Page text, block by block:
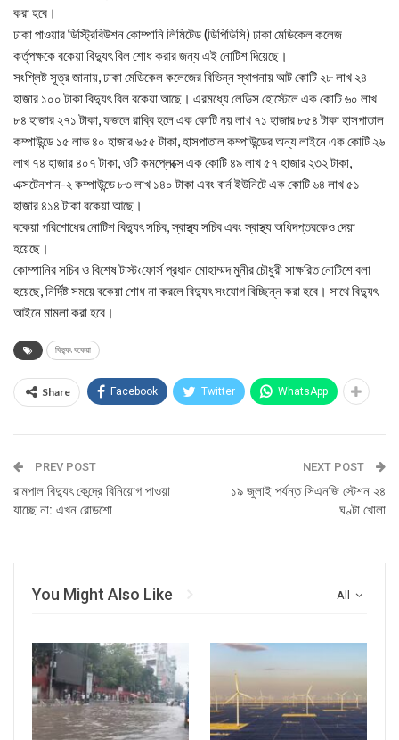
করা হবে।
ঢাকা পাওয়ার ডিস্ট্রিবিউশন কোম্পানি লিমিটেড (ডিপিডিসি) ঢাকা মেডিকেল কলেজ
কর্তৃপক্ষকে বকেয়া বিদ্যুৎ বিল শোধ করার জন্য এই নোটিশ দিয়েছে।
সংশ্লিষ্ট সূত্র জানায়, ঢাকা মেডিকেল কলেজের বিভিন্ন স্থাপনায় আট কোটি ২৮ লাখ ২৪
হাজার ১০০ টাকা বিদ্যুৎ বিল বকেয়া আছে। এরমধ্যে লেডিস হোস্টেলে এক কোটি ৬০ লাখ
৮৪ হাজার ২৭১ টাকা, ফজলে রাব্বি হলে এক কোটি নয় লাখ ৭১ হাজার ৮৫৪ টাকা হাসপাতাল
কম্পাউন্ডে ১৫ লাভ ৪০ হাজার ৬৫৫ টাকা, হাসপাতাল কম্পাউন্ডের অন্য লাইনে এক কোটি ২৬
লাখ ৭৪ হাজার ৪০৭ টাকা, ওটি কমপ্লেক্সে এক কোটি ৪৯ লাখ ৫৭ হাজার ২৩২ টাকা,
এক্সটেনশান-২ কম্পাউন্ডে ৮৩ লাখ ১৪০ টাকা এবং বার্ন ইউনিটে এক কোটি ৬৪ লাখ ৫১
হাজার ৪১৪ টাকা বকেয়া আছে।
বকেয়া পরিশোধের নোটিশ বিদ্যুৎ সচিব, স্বাস্থ্য সচিব এবং স্বাস্থ্য অধিদপ্তরকেও দেয়া
হয়েছে।
কোম্পানির সচিব ও বিশেষ টাস্ট‹ফোর্স প্রধান মোহাম্মদ মুনীর চৌধুরী সাক্ষরিত নোটিশে বলা
হয়েছে, নির্দিষ্ট সময়ে বকেয়া শোধ না করলে বিদ্যুৎ সংযোগ বিচ্ছিন্ন করা হবে। সাথে বিদ্যুৎ
আইনে মামলা করা হবে।
বিদ্যুৎ বকেয়া
Share Facebook Twitter WhatsApp
PREV POST
রামপাল বিদ্যুৎ কেন্দ্রে বিনিয়োগ পাওয়া
যাচ্ছে না: এখন রোডশো
NEXT POST
১৯ জুলাই পর্যন্ত সিএনজি স্টেশন ২৪
ঘণ্টা খোলা
All
You Might Also Like